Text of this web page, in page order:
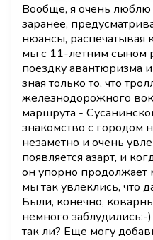
Вообще, я очень
заранее,
нюансы, распечатывая
мы с 11-летним сыном
поездку авантюризма
зная только то, что
железнодорожного
маршрута -
знакомство с городом
незаметно и очень
появляется азарт, и
он упорно продолжает
мы так увлеклись, что
Были, конечно,
немного
так ли? Еще могу